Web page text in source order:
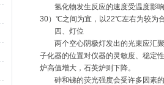
氢化物发生反应的速度受温度影响
30）℃之间为宜，以22℃左右为较为
四、灯位
两个空心阴极灯发出的光束应汇聚
子化器的位置对仪器的灵敏度、稳定
炉高值增大，石英炉则下降。
砷和锑的荧光强度会受许多因素的